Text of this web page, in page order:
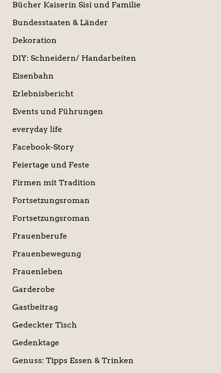
Bücher Kaiserin Sisi und Familie
Bundesstaaten & Länder
Dekoration
DIY: Schneidern/ Handarbeiten
Eisenbahn
Erlebnisbericht
Events und Führungen
everyday life
Facebook-Story
Feiertage und Feste
Firmen mit Tradition
Fortsetzungsroman
Fortsetzungsroman
Frauenberufe
Frauenbewegung
Frauenleben
Garderobe
Gastbeitrag
Gedeckter Tisch
Gedenktage
Genuss: Tipps Essen & Trinken